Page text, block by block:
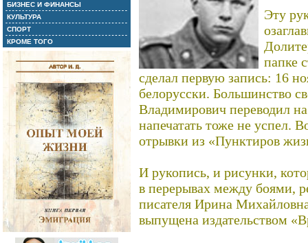
БИЗНЕС И ФИНАНСЫ
КУЛЬТУРА
СПОРТ
КРОМЕ ТОГО
Эту
папке
сделал первую запись: 16
белорусски. Большинство
Владимирович переводил
напечатать тоже не успел.
отрывки из «Пунктиров
И рукопись, и рисунки,
в перерывах между боями,
писателя Ирина
выпущена издательством